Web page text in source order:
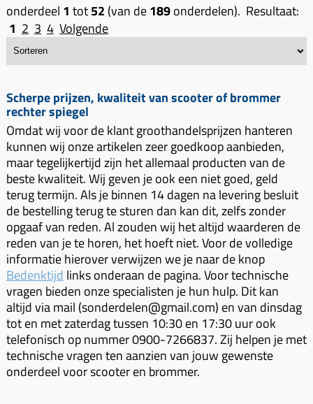
onderdeel 1 tot52 (van de189onderdelen). Resultaat:
1 2 3 4 Volgende
Scherpe prijzen, kwaliteit van scooter of brommer
rechter spiegel
Omdat wij voor de klant groothandelsprijzen hanteren
kunnen wij onze artikelen zeer goedkoop aanbieden,
maar tegelijkertijd zijn het allemaal producten van de
beste kwaliteit. Wij geven je ook een niet goed, geld
terug termijn. Als je binnen 14 dagen na levering besluit
de bestelling terug te sturen dan kan dit, zelfs zonder
opgaaf van reden. Al zouden wij het altijd waarderen de
reden van je te horen, het hoeft niet. Voor de volledige
informatie hierover verwijzen we je naar de knop
Bedenktijd links onderaan de pagina. Voor technische
vragen bieden onze specialisten je hun hulp. Dit kan
altijd via mail (sonderdelen@gmail.com) en van dinsdag
tot en met zaterdag tussen 10:30 en 17:30 uur ook
telefonisch op nummer 0900-7266837. Zij helpen je met
technische vragen ten aanzien van jouw gewenste
onderdeel voor scooter en brommer.